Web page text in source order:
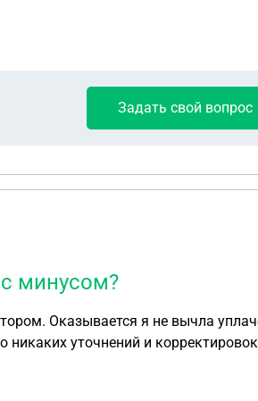
Задать свой вопрос
минусом?
Оказывается я не вычла
уточнений и
возврату по 3-НДФЛ с минусом.